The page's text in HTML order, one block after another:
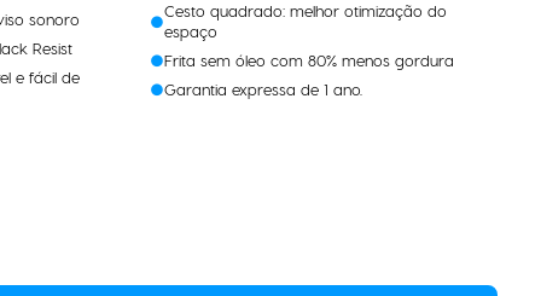
sonoro
Resist
e fácil de
Cesto quadrado: melhor otimização do
espaço
Frita sem óleo com 80% menos gordura
Garantia expressa de 1 ano.